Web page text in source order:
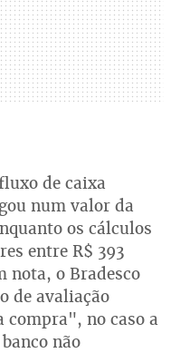
de caixa
num valor da
os cálculos
entre R$ 393
nota, o Bradesco
de avaliação
compra", no caso a
não